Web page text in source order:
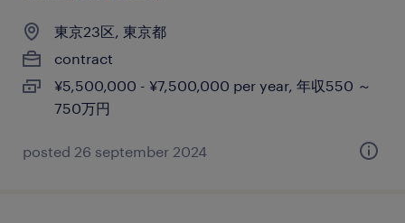
東京23区, 東京都
contract
¥5,500,000 - ¥7,500,000 per year, 年収550 ～
750万円
posted 26 september 2024